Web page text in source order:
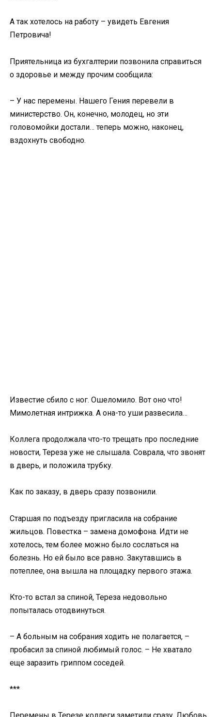
А так хотелось на работу – увидеть Евгения
Петровича!
Приятельница из бухгалтерии позвонила справиться
о здоровье и между прочим сообщила:
– У нас перемены. Нашего Гения перевели в
министерство. Он, конечно, молодец, но эти
головомойки достали… теперь можно, наконец,
вздохнуть свободно.
Известие сбило с ног. Ошеломило. Вот оно что!
Мимолетная интрижка. А она-то уши развесила…
Коллега продолжала что-то трещать про последние
новости, Тереза уже не слышала. Соврала, что звонят
в дверь, и положила трубку.
Как по заказу, в дверь сразу позвонили.
Старшая по подъезду пригласила на собрание
жильцов. Повестка – замена домофона. Идти не
хотелось, тем более можно было сослаться на
болезнь. Но ей было все равно. Закутавшись в
потеплее, она вышла на площадку первого этажа.
Кто-то встал за спиной, Тереза недовольно
попыталась отодвинуться.
– А больным на собрания ходить не полагается, –
пробасил за спиной любимый голос. – Не хватало
еще заразить гриппом соседей.
***